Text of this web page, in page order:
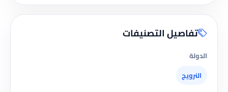
تفاصيل التصنيفات
الدولة
النرويج